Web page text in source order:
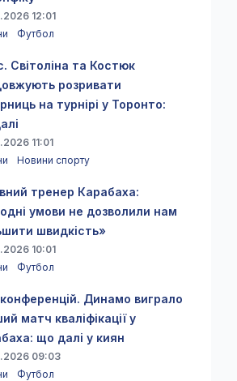
12:01
Футбол
Світоліна та Костюк
розривати
на турнірі у Торонто:
11:01
Новини спорту
тренер Карабаха:
умови не дозволили нам
швидкість»
10:01
Футбол
конференцій. Динамо виграло
матч кваліфікації у
що далі у киян
09:03
Футбол